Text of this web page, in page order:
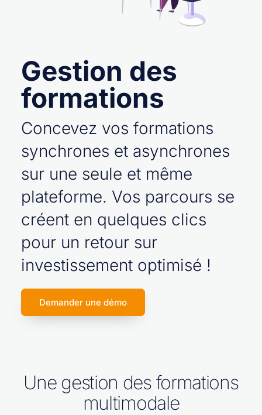
Gestion des
formations
Concevez vos formations
synchrones et asynchrones
sur une seule et même
plateforme. Vos parcours se
créent en quelques clics
pour un retour sur
investissement optimisé !
Demander une démo
Une gestion des formations
multimodale